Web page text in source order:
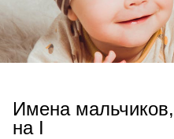
Имена
на I